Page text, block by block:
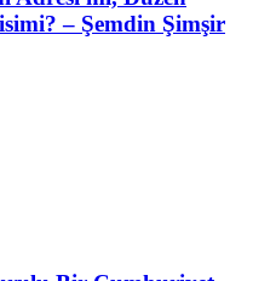
– Şemdin Şimşir